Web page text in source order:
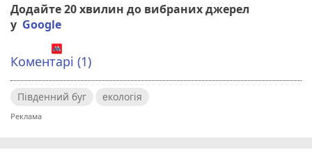
Додайте 20 хвилин до вибраних джерел
у Google
Коментарі (1)
Південний буг екологія